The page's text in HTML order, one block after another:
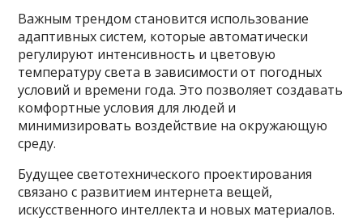
Важным трендом становится использование
адаптивных систем, которые автоматически
регулируют интенсивность и цветовую
температуру света в зависимости от погодных
условий и времени года. Это позволяет создавать
комфортные условия для людей и
минимизировать воздействие на окружающую
среду.
Будущее светотехнического проектирования
связано с развитием интернета вещей,
искусственного интеллекта и новых материалов.